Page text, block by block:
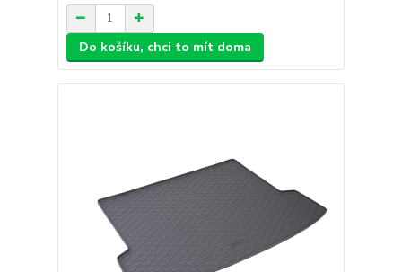
Do košíku, chci to mít doma